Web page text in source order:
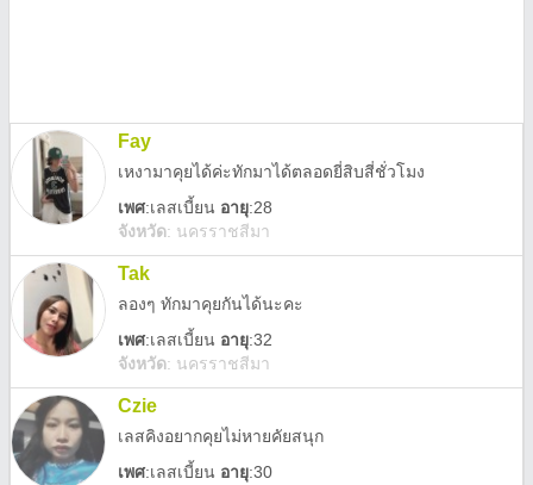
Fay
เหงามาคุยได้ค่ะทักมาได้ตลอดยี่สิบสี่ชั่วโมง
เพศ:เลสเบี้ยน อายุ:28
จังหวัด: นครราชสีมา
Tak
ลองๆ ทักมาคุยกันได้นะคะ
เพศ:เลสเบี้ยน อายุ:32
จังหวัด: นครราชสีมา
Czie
เลสคิงอยากคุยไม่หายคัยสนุก
เพศ:เลสเบี้ยน อายุ:30